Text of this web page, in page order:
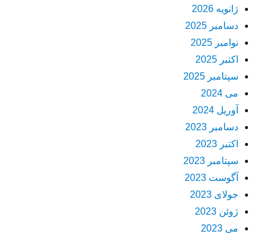
ژانویه 2026
دسامبر 2025
نوامبر 2025
اکتبر 2025
سپتامبر 2025
می 2024
آوریل 2024
دسامبر 2023
اکتبر 2023
سپتامبر 2023
آگوست 2023
جولای 2023
ژوئن 2023
می 2023